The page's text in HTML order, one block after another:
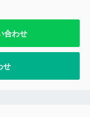
合わせ
せ